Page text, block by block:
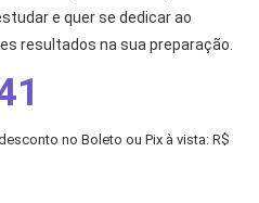
e quer se dedicar ao
resultados na sua preparação.
no Boleto ou Pix à vista: R$